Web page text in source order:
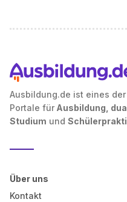
Ausbildung.de ist eines
Portale für Ausbildung,
Studium und
Über uns
Kontakt